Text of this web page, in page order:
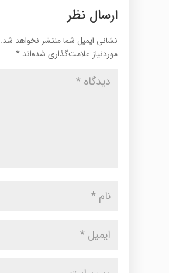
ارسال نظر
نشانی ایمیل شما منتشر نخواهد شد.
موردنیاز علامت‌گذاری شده‌اند *